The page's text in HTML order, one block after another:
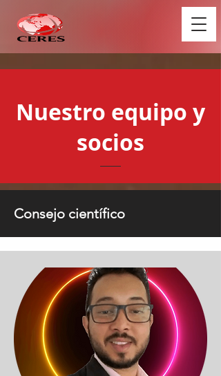
Nuestro equipo y
socios
Consejo científico